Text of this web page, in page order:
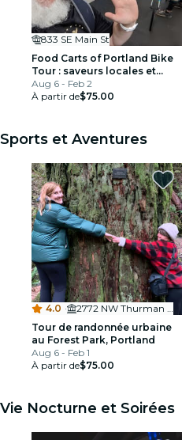
833 SE Main St
Food Carts of Portland Bike
Tour : saveurs locales et
histoires
Aug 6 - Feb 2
À partir de$75.00
Sports et Aventures
4.0 ·
2772 NW Thurman St
Tour de randonnée urbaine
au Forest Park, Portland
Aug 6 - Feb 1
À partir de$75.00
Vie Nocturne et Soirées